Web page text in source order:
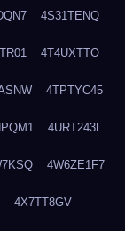
4S31TENQ
4T4UXTTO
4TPTYC45
4URT243L
4W6ZE1F7
4X7TT8GV